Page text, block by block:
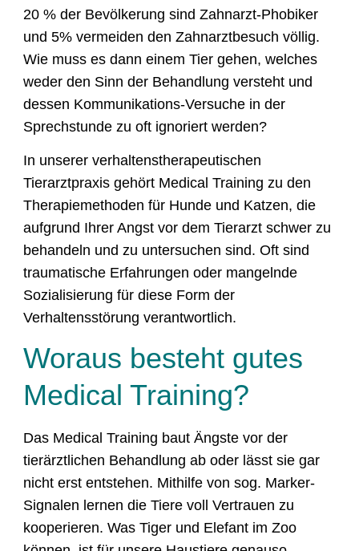
20 % der Bevölkerung sind Zahnarzt-Phobiker
und 5% vermeiden den Zahnarztbesuch völlig.
Wie muss es dann einem Tier gehen, welches
weder den Sinn der Behandlung versteht und
dessen Kommunikations-Versuche in der
Sprechstunde zu oft ignoriert werden?
In unserer verhaltenstherapeutischen
Tierarztpraxis gehört Medical Training zu den
Therapiemethoden für Hunde und Katzen, die
aufgrund Ihrer Angst vor dem Tierarzt schwer zu
behandeln und zu untersuchen sind. Oft sind
traumatische Erfahrungen oder mangelnde
Sozialisierung für diese Form der
Verhaltensstörung verantwortlich.
Woraus besteht gutes
Medical Training?
Das Medical Training baut Ängste vor der
tierärztlichen Behandlung ab oder lässt sie gar
nicht erst entstehen. Mithilfe von sog. Marker-
Signalen lernen die Tiere voll Vertrauen zu
kooperieren. Was Tiger und Elefant im Zoo